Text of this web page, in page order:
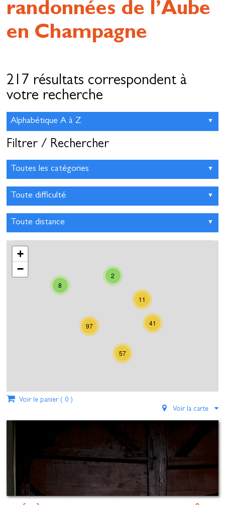
randonnées de l’Aube
en Champagne
217 résultats correspondent à
votre recherche
Filtrer / Rechercher
2
11
41
8
57
97
+
−
Voir le panier ( 0)
Voir la carte